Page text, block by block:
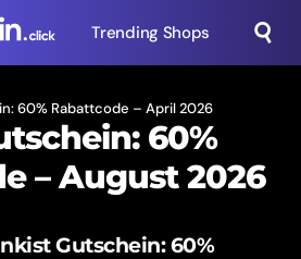
Trending Shops
60%
– August 2026
60% Rabattcode – April 2026
Gutschein: 60%